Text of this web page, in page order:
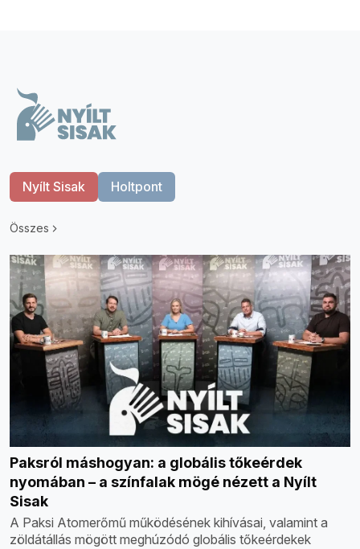
Nyílt Sisak Holtpont
Összes
Paksról máshogyan: a globális tőkeérdek
nyomában – a színfalak mögé nézett a Nyílt
Sisak
A Paksi Atomerőmű működésének kihívásai, valamint a
zöldátállás mögött meghúzódó globális tőkeérdekek